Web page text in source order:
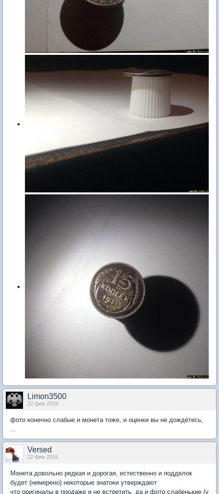
Limon3500
22 фев 2016
фото конечно слабые и монета тоже, и оценки вы не дождётесь,
...
Versed
22 фев 2016
Монета довольно редкая и дорогая, естественно и подделок
будет (немерено) некоторые знатоки утверждают
что оригиналы в продаже и не встретить, да и фото слабенькие (у